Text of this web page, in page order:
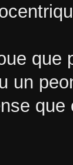
que
un